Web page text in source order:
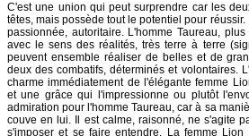
C'est une union qui peut surprendre car les
têtes, mais possède tout le potentiel pour
passionnée, autoritaire. L'homme Taureau,
avec le sens des réalités, très terre à terre
peuvent ensemble réaliser de belles et de
deux des combatifs, déterminés et volontaires.
charme immédiatement de l'élégante femme
et une grâce qui l'impressionne ou plutôt
admiration pour l'homme Taureau, car à sa
couve en lui. Il est calme, raisonné, ne s'agite
s'imposer et se faire entendre. La femme